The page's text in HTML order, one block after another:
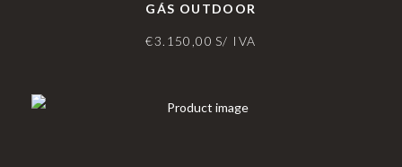
GÁS OUTDOOR
€3.150,00 S/ IVA